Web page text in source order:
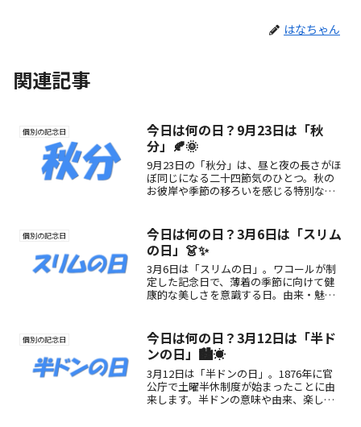
はなちゃん
関連記事
個別の記念日
今日は何の日？9月23日は「秋
分」🍂🌞
9月23日の「秋分」は、昼と夜の長さがほ
ぼ同じになる二十四節気のひとつ。秋の
お彼岸や季節の移ろいを感じる特別な
個別の記念日
今日は何の日？3月6日は「スリム
の日」👗✨
3月6日は「スリムの日」。ワコールが制
定した記念日で、薄着の季節に向けて健
康的な美しさを意識する日。由来・魅
個別の記念日
今日は何の日？3月12日は「半ド
ンの日」🏙️☀️
3月12日は「半ドンの日」。1876年に官
公庁で土曜半休制度が始まったことに由
来します。半ドンの意味や由来、楽しみ